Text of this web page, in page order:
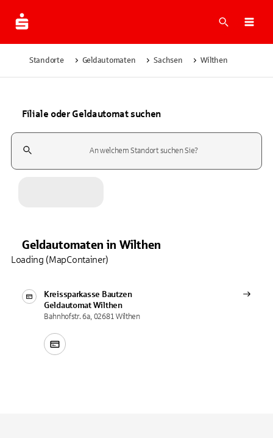
Suche
Standorte Geldautomaten Sachsen Wilthen
Filiale oder Geldautomat suchen
Suchfeld
Geldautomaten in Wilthen
Kreissparkasse Bautzen
Geldautomat Wilthen
Bahnhofstr. 6a, 02681 Wilthen
Loading (MapContainer)